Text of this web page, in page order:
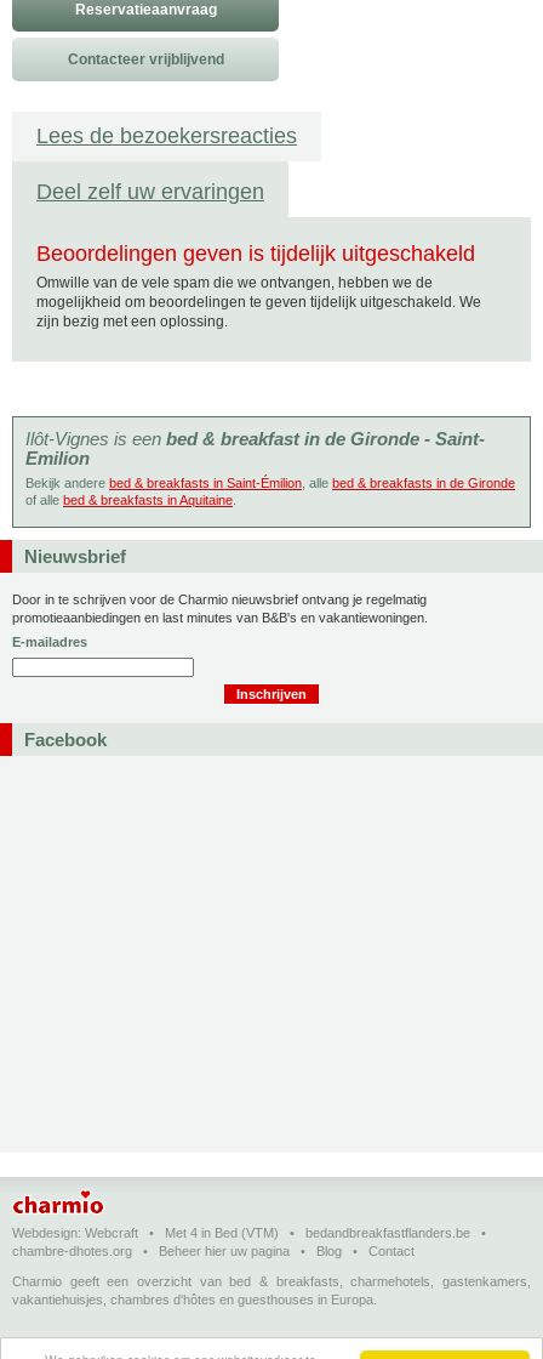
Reservatieaanvraag
Contacteer vrijblijvend
Lees de bezoekersreacties
Deel zelf uw ervaringen
Beoordelingen geven is tijdelijk uitgeschakeld
Omwille van de vele spam die we ontvangen, hebben we de
mogelijkheid om beoordelingen te geven tijdelijk uitgeschakeld. We
zijn bezig met een oplossing.
Ilôt-Vignes is een bed & breakfast in de Gironde - Saint-
Emilion
Bekijk andere bed & breakfasts in Saint-Émilion , alle bed & breakfasts in de Gironde
of alle bed & breakfasts in Aquitaine
Nieuwsbrief
Door in te schrijven voor de Charmio nieuwsbrief ontvang je regelmatig
promotieaanbiedingen en last minutes van B&B's en vakantiewoningen.
E-mailadres
Facebook
Webdesign: Webcraft • Met 4 in Bed (VTM) • bedandbreakfastflanders.be •
chambre-dhotes.org • Beheer hier uw pagina • Blog • Contact
Charmio geeft een overzicht van bed & breakfasts, charmehotels, gastenkamers,
vakantiehuisjes, chambres d'hôtes en guesthouses in Europa.
Bed & breakfasts, charmehotels en vakantiehuizen (in het Nederlands)•Chambres